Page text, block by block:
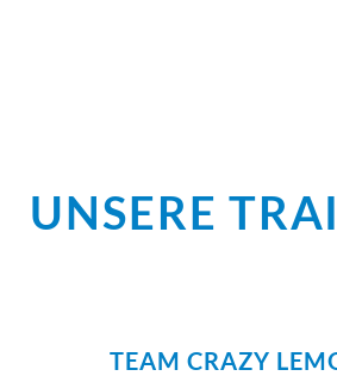
UNSERE
TEAM CRAZY